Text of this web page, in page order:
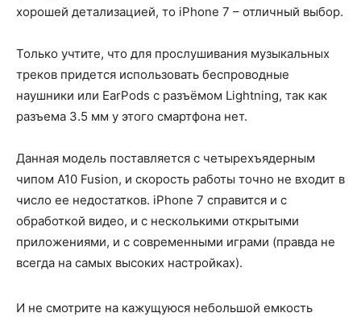
хорошей детализацией, то iPhone 7 – отличный выбор.
Только учтите, что для прослушивания музыкальных
треков придется использовать беспроводные
наушники или EarPods с разъёмом Lightning, так как
разъема 3.5 мм у этого смартфона нет.
Данная модель поставляется с четырехъядерным
чипом A10 Fusion, и скорость работы точно не входит в
число ее недостатков. iPhone 7 справится и с
обработкой видео, и с несколькими открытыми
приложениями, и с современными играми (правда не
всегда на самых высоких настройках).
И не смотрите на кажущуюся небольшой емкость